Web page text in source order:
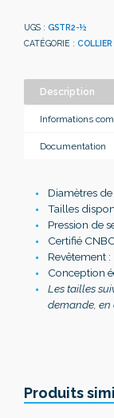
UGS : GSTR2-½
CATÉGORIE : COLLIER
Description
Informations
Documentation
Diamètres
Tailles
Pression de
Certifié
Revêtement
Conception
Les tailles
demande, en
Produits